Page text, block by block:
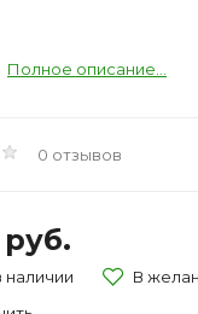
Полное описание...
0 отзывов
наличии